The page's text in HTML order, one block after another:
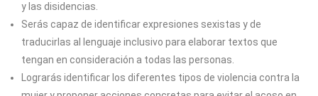
y las disidencias.
Serás capaz de identificar expresiones sexistas y de
traducirlas al lenguaje inclusivo para elaborar textos que
tengan en consideración a todas las personas.
Lograrás identificar los diferentes tipos de violencia contra la